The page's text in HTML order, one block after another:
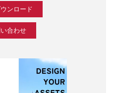
ンロード
合わせ